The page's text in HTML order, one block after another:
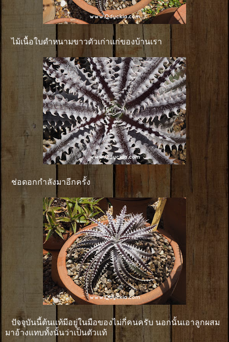
ไม้เนื้อใบดำหนามขาวตัวเก่าแก่ของบ้านเรา
ช่อดอกกำลังมาอีกครั้ง
ปัจจุบันนี้ต้นเเท้มีอยู่ในมือของไม่กี่คนครับ นอกนั้นเอาลูกผสม
มาอ้างแทบทั้งนั้นว่าเป็นตัวเเท้